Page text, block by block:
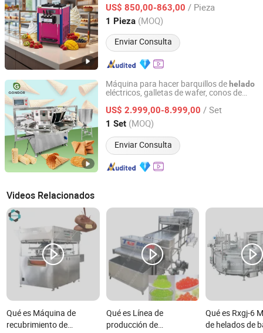
US$ 850,00-863,00 / Pieza
1 Pieza (MOQ)
Enviar Consulta
Guangdong, China Desde 2026
Máquina para hacer barquillos de helado
eléctricos, galletas de wafer, conos de
US$ 2.999,00-8.999,00 / Set
1 Set (MOQ)
Enviar Consulta
Henan Gondor Intelligent Equipment Manufacturing Co.,
Ltd.
Henan, China Desde 2026
Videos Relacionados
Qué es Máquina de
recubrimiento de
Qué es Línea de
producción de
Qué es Rxgj-6
de helados de